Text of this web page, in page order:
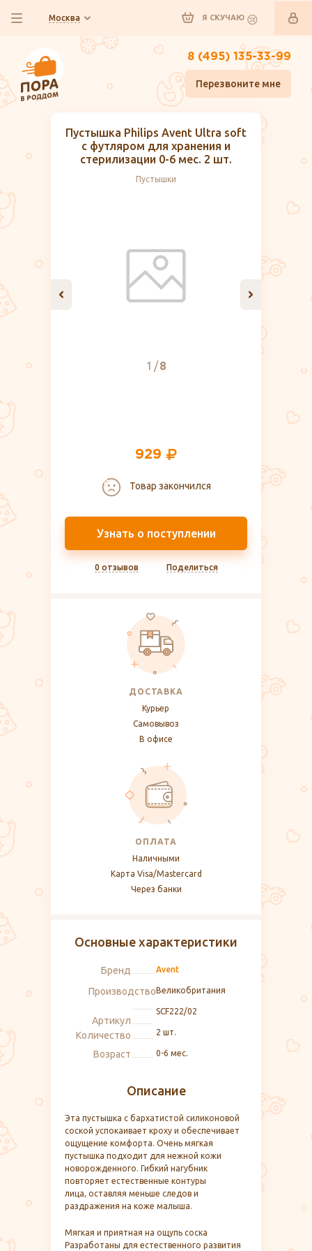
Москва Я СКУЧАЮ
8 (495) 135-33-99
Перезвоните мне
Пустышка Philips Avent Ultra soft
с футляром для хранения и
стерилизации 0-6 мес. 2 шт.
Пустышки
1 8
929
Товар закончился
Узнать о поступлении
0 отзывов Поделиться
ДОСТАВКА
Курьер
Самовывоз
В офисе
ОПЛАТА
Наличными
Карта Visa/Mastercard
Через банки
Описание
Эта пустышка с бархатистой силиконовой
соской успокаивает кроху и обеспечивает
ощущение комфорта. Очень мягкая
пустышка подходит для нежной кожи
новорожденного. Гибкий нагубник
повторяет естественные контуры
лица, оставляя меньше следов и
раздражения на коже малыша.
Мягкая и приятная на ощупь соска
Разработаны для естественного развития
Основные характеристики
Бренд Avent
ПроизводствоВеликобритания
Артикул
SCF222/02
Количество 2 шт.
Возраст 0-6 мес.